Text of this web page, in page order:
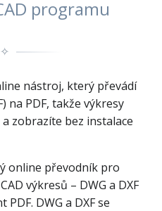
programu
✧
nástroj, který převádí
na PDF, takže výkresy
zobrazíte bez instalace
online převodník pro
výkresů – DWG a DXF
DWG a DXF se